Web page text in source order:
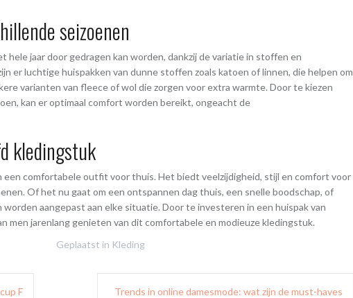
seizoenen
hele jaar door gedragen kan worden, dankzij de variatie in stoffen en
er luchtige huispakken van dunne stoffen zoals katoen of linnen, die helpen om
varianten van fleece of wol die zorgen voor extra warmte. Door te kiezen
kan er optimaal comfort worden bereikt, ongeacht de
kledingstuk
een comfortabele outfit voor thuis. Het biedt veelzijdigheid, stijl en comfort voor
Of het nu gaat om een ontspannen dag thuis, een snelle boodschap, of
worden aangepast aan elke situatie. Door te investeren in een huispak van
men jarenlang genieten van dit comfortabele en modieuze kledingstuk.
Geplaatst in Kleding
F
Trends in online damesmode: wat zijn de must-haves